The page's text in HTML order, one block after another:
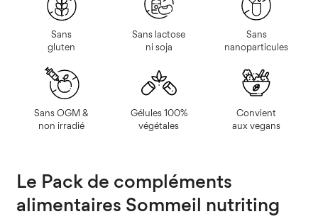
Sans
gluten
Sans lactose
ni soja
Sans
nanoparticules
Sans OGM &
non irradié
Gélules 100%
végétales
Convient
aux vegans
Le Pack de compléments
alimentaires Sommeil nutriting